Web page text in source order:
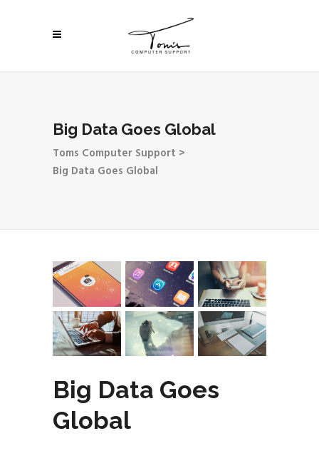
Big Data Goes Global
Toms Computer Support >
Big Data Goes Global
Big Data Goes
Global